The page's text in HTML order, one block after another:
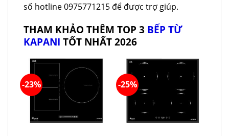
số hotline 0975771215 để được trợ giúp.
THAM KHẢO THÊM TOP 3 BẾP TỪ
KAPANI TỐT NHẤT 2026
-23% -25%